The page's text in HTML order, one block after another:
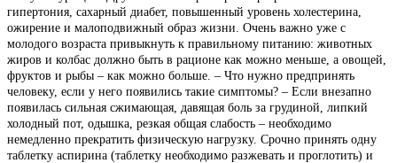
гипертония, сахарный диабет, повышенный уровень холестерина,
ожирение и малоподвижный образ жизни. Очень важно уже с
молодого возраста привыкнуть к правильному питанию: животных
жиров и колбас должно быть в рационе как можно меньше, а овощей,
фруктов и рыбы – как можно больше. – Что нужно предпринять
человеку, если у него появились такие симптомы? – Если внезапно
появилась сильная сжимающая, давящая боль за грудиной, липкий
холодный пот, одышка, резкая общая слабость – необходимо
немедленно прекратить физическую нагрузку. Срочно принять одну
таблетку аспирина (таблетку необходимо разжевать и проглотить) и